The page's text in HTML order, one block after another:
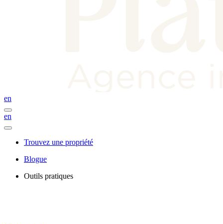
en
en
Trouvez une propriété
Blogue
Outils pratiques